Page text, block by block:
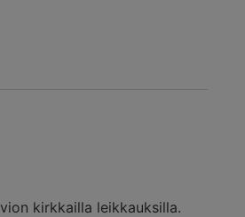
kirkkailla leikkauksilla.